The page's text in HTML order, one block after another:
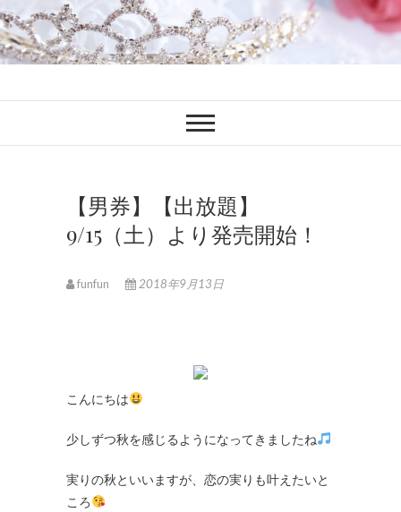
ファンブロ
【男券】【出放題】
9/15（土）より発売開始！
funfun 2018年9月13日
こんにちは
少しずつ秋を感じるようになってきましたね
実りの秋といいますが、恋の実りも叶えたいと
ころ